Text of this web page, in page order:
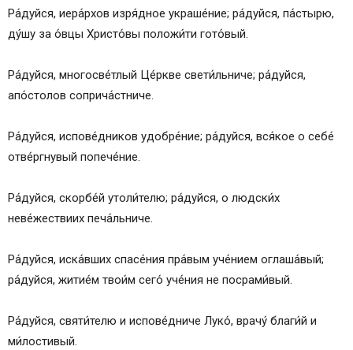
Ра́дуйся, иера́рхов изря́дное украше́ние; ра́дуйся, па́стырю,
ду́шу за о́вцы Христо́вы положи́ти гото́вый.
Ра́дуйся, многосве́тлый Це́ркве свети́льниче; ра́дуйся,
апо́столов соприча́стниче.
Ра́дуйся, испове́дников удобре́ние; ра́дуйся, вся́кое о себе́
отве́ргнувый попече́ние.
Ра́дуйся, скорбе́й утоли́телю; ра́дуйся, о людски́х
неве́жествиих печа́льниче.
Ра́дуйся, иска́вших спасе́ния пра́вым уче́нием оглаша́вый;
ра́дуйся, житие́м твои́м сего́ уче́ния не посрами́вый.
Ра́дуйся, святи́телю и испове́дниче Луко́, врачу́ благи́й и
ми́лостивый.